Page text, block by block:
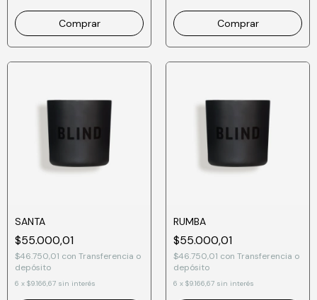
SANTA
$55.000,01
$46.750,01 con Transferencia o
depósito
6 x $9.166,67 sin interés
RUMBA
$55.000,01
$46.750,01 con Transferencia o
depósito
6 x $9.166,67 sin interés